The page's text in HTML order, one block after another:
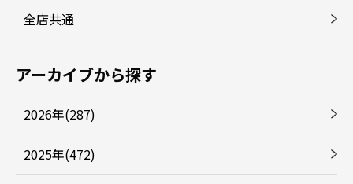
全店共通
アーカイブから探す
2026年(287)
2025年(472)